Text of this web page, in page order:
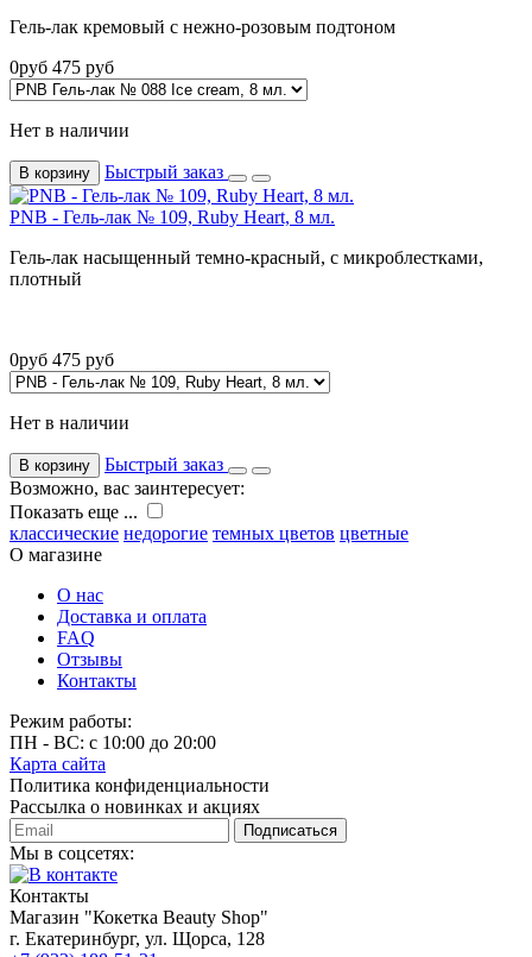
Гель-лак кремовый с нежно-розовым подтоном
0руб 475 руб
Нет в наличии
В корзину Быстрый заказ
PNB - Гель-лак № 109, Ruby Heart, 8 мл.
Гель-лак насыщенный темно-красный, с микроблестками,
плотный
0руб 475 руб
Нет в наличии
В корзину
Быстрый заказ
Возможно, вас заинтересует:
Показать еще ...
классические недорогие темных цветов цветные
О магазине
О нас
Доставка и оплата
FAQ
Отзывы
Контакты
Режим работы:
ПН - ВС: с 10:00 до 20:00
Карта сайта
Политика конфиденциальности
Рассылка о новинках и акциях
Подписаться
Мы в соцсетях:
Контакты
Магазин "Кокетка Beauty Shop"
г. Екатеринбург, ул. Щорса, 128